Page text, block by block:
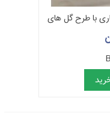
از دوده یا واکس
کافی بدون آن که به مرور
تماس با دست مشاهده شود،
اصلی برای انجام و ارائه‌ی
با طرح گل های